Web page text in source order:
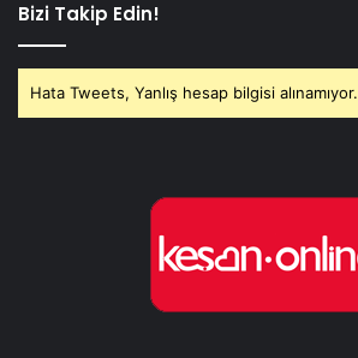
Bizi Takip Edin!
Hata Tweets, Yanlış hesap bilgisi alınamıyor.